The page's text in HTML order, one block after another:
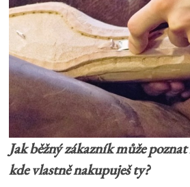
Jak běžný zákazník může
kde vlastně nakupuješ ty?